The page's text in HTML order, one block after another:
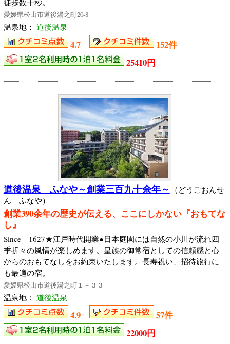
徒歩数十秒。
愛媛県松山市道後湯之町20-8
温泉地： 道後温泉
4.7
152件
25410円
道後温泉 ふなや～創業三百九十余年～
（どうごおんせ
ん ふなや）
創業390余年の歴史が伝える、ここにしかない『おもてな
し』
Since 1627★江戸時代開業●日本庭園には自然の小川が流れ四
季折々の風情が楽しめます。皇族の御常宿としての信頼感と心
からのおもてなしをお約束いたします。長寿祝い、招待旅行に
も最適の宿。
愛媛県松山市道後湯之町１－３３
温泉地： 道後温泉
4.9
57件
22000円